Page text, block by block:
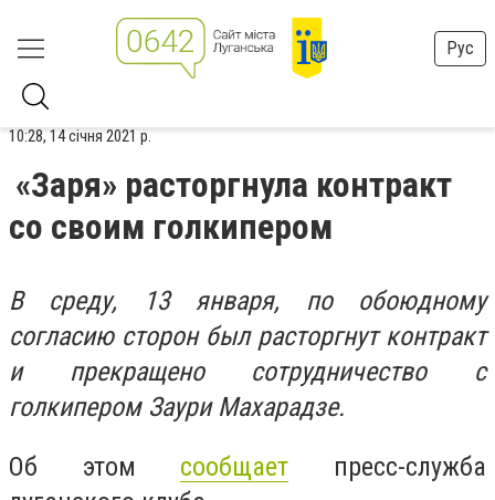
Рус
10:28, 14 січня 2021 р.
«Заря» расторгнула контракт
со своим голкипером
В среду, 13 января, по обоюдному
согласию сторон был расторгнут контракт
и прекращено сотрудничество с
голкипером Заури Махарадзе.
Об этом сообщает пресс-служба